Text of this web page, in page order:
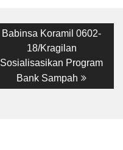
Next
Babinsa Koramil 0602-
18/Kragilan
Sosialisasikan Program
Bank Sampah